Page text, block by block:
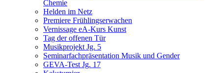
Chemie
Helden im Netz
Premiere Frühlingserwachen
Vernissage eA-Kurs Kunst
Tag der offenen Tür
Musikprojekt Jg. 5
Seminarfachpräsentation Musik und Gender
GEVA-Test Jg. 17